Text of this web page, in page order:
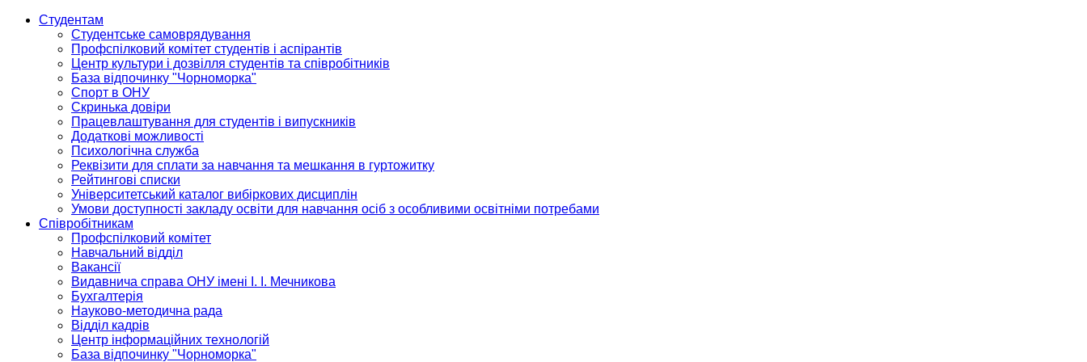
Студентам
Студентське самоврядування
Профспілковий комітет студентів і аспірантів
Центр культури і дозвілля студентів та співробітників
База відпочинку "Чорноморка"
Спорт в ОНУ
Скринька довіри
Працевлаштування для студентів і випускників
Додаткові можливості
Психологічна служба
Реквізити для сплати за навчання та мешкання в гуртожитку
Рейтингові списки
Університетський каталог вибіркових дисциплін
Умови доступності закладу освіти для навчання осіб з особливими освітніми потребами
Співробітникам
Профспілковий комітет
Навчальний відділ
Вакансії
Видавнича справа ОНУ імені І. І. Мечникова
Бухгалтерія
Науково-методична рада
Відділ кадрів
Центр інформаційних технологій
База відпочинку "Чорноморка"